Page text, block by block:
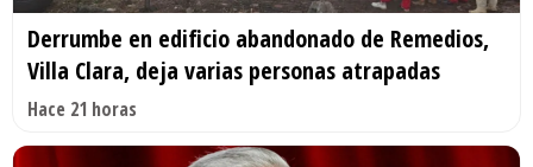
Derrumbe en edificio abandonado de Remedios,
Villa Clara, deja varias personas atrapadas
Hace 21 horas